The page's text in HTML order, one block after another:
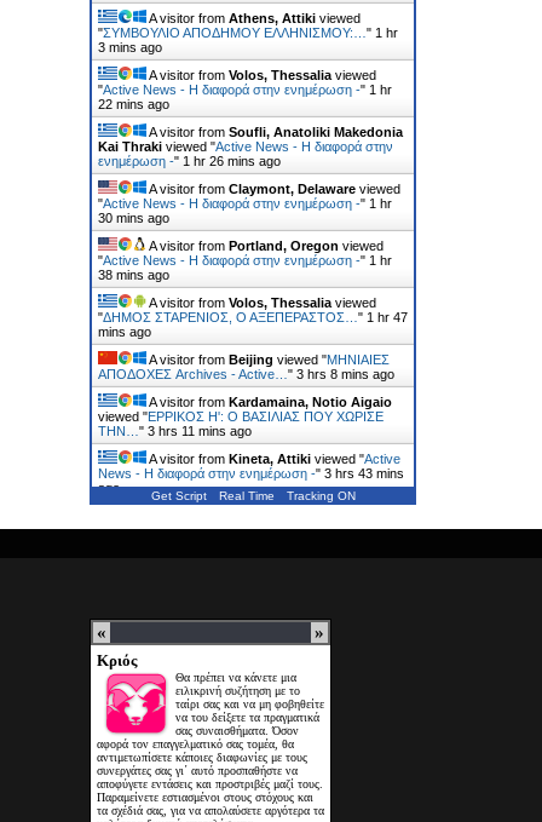
A visitor from Athens, Attiki viewed
"ΣΥΜΒΟΥΛΙΟ ΑΠΟΔΗΜΟΥ ΕΛΛΗΝΙΣΜΟΥ:… " 1 hr
3 mins ago
A visitor from Volos, Thessalia viewed
"Active News - Η διαφορά στην ενημέρωση -" 1 hr
22 mins ago
A visitor from Soufli, Anatoliki Makedonia
Kai Thraki viewed "Active News - Η διαφορά στην
ενημέρωση -" 1 hr 26 mins ago
A visitor from Claymont, Delaware viewed
"Active News - Η διαφορά στην ενημέρωση -" 1 hr
30 mins ago
A visitor from Portland, Oregon viewed
"Active News - Η διαφορά στην ενημέρωση -" 1 hr
38 mins ago
A visitor from Volos, Thessalia viewed
"ΔΗΜΟΣ ΣΤΑΡΕΝΙΟΣ, Ο ΑΞΕΠΕΡΑΣΤΟΣ… " 1 hr 47
mins ago
A visitor from Beijing viewed "ΜΗΝΙΑΙΕΣ
ΑΠΟΔΟΧΕΣ Archives - Active… " 3 hrs 8 mins ago
A visitor from Kardamaina, Notio Aigaio
viewed "ΕΡΡΙΚΟΣ H': Ο ΒΑΣΙΛΙΑΣ ΠΟΥ ΧΩΡΙΣΕ
ΤΗΝ… " 3 hrs 11 mins ago
A visitor from Kineta, Attiki viewed "Active
News - Η διαφορά στην ενημέρωση -" 3 hrs 43 mins
ago
Get Script Real Time Tracking ON